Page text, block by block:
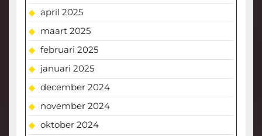
april 2025
maart 2025
februari 2025
januari 2025
december 2024
november 2024
oktober 2024